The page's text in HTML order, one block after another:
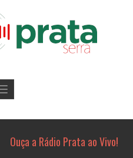
Toggle
navigation
Ouça a Rádio Prata ao Vivo!